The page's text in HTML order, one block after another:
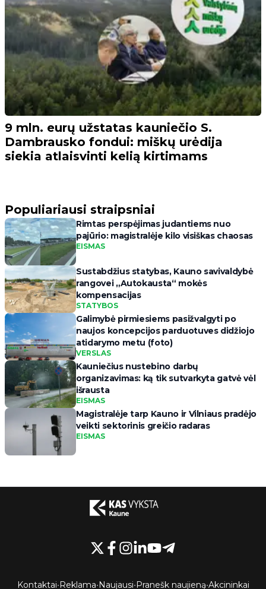
9 mln. eurų užstatas kauniečio S.
Dambrausko fondui: miškų urėdija
siekia atlaisvinti kelią kirtimams
Populiariausi straipsniai
Rimtas perspėjimas judantiems nuo
pajūrio: magistralėje kilo visiškas chaosas
EISMAS
Sustabdžius statybas, Kauno savivaldybė
rangovei „Autokausta“ mokės
kompensacijas
STATYBOS
Galimybė pirmiesiems pasižvalgyti po
naujos koncepcijos parduotuves didžiojo
atidarymo metu (foto)
VERSLAS
Kauniečius nustebino darbų
organizavimas: ką tik sutvarkyta gatvė vėl
išrausta
EISMAS
Magistralėje tarp Kauno ir Vilniaus pradėjo
veikti sektorinis greičio radaras
EISMAS
Kontaktai•Reklama•Naujausi•Pranešk naujieną•Akcininkai